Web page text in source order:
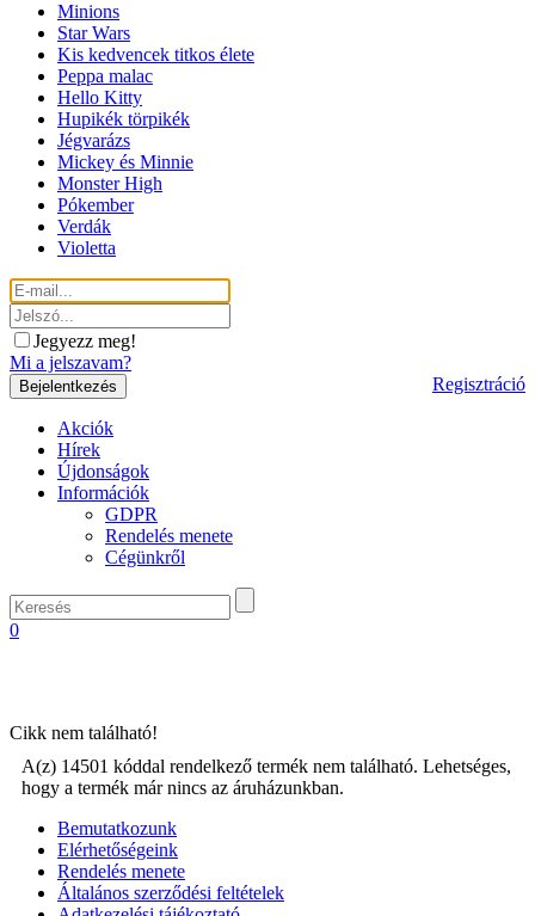
Minions
Star Wars
Kis kedvencek titkos élete
Peppa malac
Hello Kitty
Hupikék törpikék
Jégvarázs
Mickey és Minnie
Monster High
Pókember
Verdák
Violetta
Jegyezz meg!
Mi a jelszavam?
Regisztráció
Akciók
Hírek
Újdonságok
Információk
GDPR
Rendelés menete
Cégünkről
0
Cikk nem található!
A(z) 14501 kóddal rendelkező termék nem található. Lehetséges,
hogy a termék már nincs az áruházunkban.
Bemutatkozunk
Elérhetőségeink
Rendelés menete
Általános szerződési feltételek